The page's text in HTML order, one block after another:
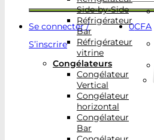
Se connecter /
S’inscrire
0CFA
Side-by-Side
Réfrigérateur
Bar
Réfrigérateur
vitrine
Congélateurs
Congélateur
Vertical
Congélateur
horizontal
Congélateur
Bar